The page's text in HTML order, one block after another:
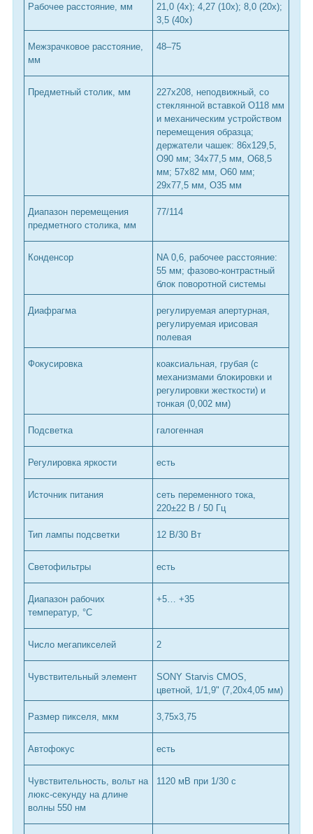
Рабочее расстояние, мм
21,0 (4x); 4,27 (10x); 8,0 (20х);
3,5 (40x)
Межзрачковое расстояние,
мм
48–75
Предметный столик, мм
227x208, неподвижный, со
стеклянной вставкой O118 мм
и механическим устройством
перемещения образца;
держатели чашек: 86x129,5,
O90 мм; 34x77,5 мм, O68,5
мм; 57x82 мм, O60 мм;
29x77,5 мм, O35 мм
Диапазон перемещения
предметного столика, мм
77/114
Конденсор
NA 0,6, рабочее расстояние:
55 мм; фазово-контрастный
блок поворотной системы
Диафрагма
регулируемая апертурная,
регулируемая ирисовая
полевая
Фокусировка
коаксиальная, грубая (с
механизмами блокировки и
регулировки жесткости) и
тонкая (0,002 мм)
Подсветка галогенная
Регулировка яркости есть
Источник питания
сеть переменного тока,
220±22 В / 50 Гц
Тип лампы подсветки 12 В/30 Вт
Светофильтры есть
Диапазон рабочих
температур, °С
+5… +35
Число мегапикселей 2
Чувствительный элемент
SONY Starvis CMOS,
цветной, 1/1,9" (7,20х4,05 мм)
Размер пикселя, мкм 3,75x3,75
Автофокус есть
Чувствительность, вольт на
люкс-секунду на длине
волны 550 нм
1120 мВ при 1/30 с